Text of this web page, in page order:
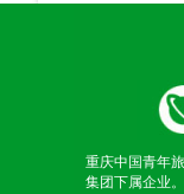
重庆中国青年
集团下属企业